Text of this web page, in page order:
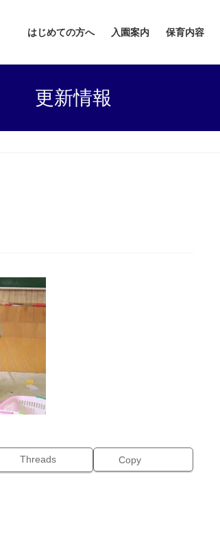
はじめての方へ 入園案内 保育内容
更新情報
Threads Copy